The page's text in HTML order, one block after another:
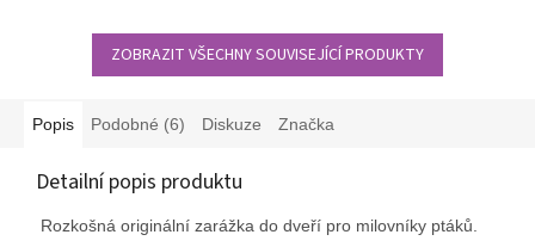
ZOBRAZIT VŠECHNY SOUVISEJÍCÍ PRODUKTY
Popis Podobné (6) Diskuze Značka
Detailní popis produktu
Rozkošná originální zarážka do dveří pro milovníky ptáků.